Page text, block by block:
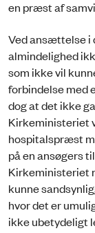
en præst af
Ved ansættelse i
almindelighed
som ikke vil
forbindelse med
dog at det ikke
Kirkeministeriet
hospitalspræst
på en ansøgers
Kirkeministeriet
kunne
hvor det er
ikke ubetydeligt